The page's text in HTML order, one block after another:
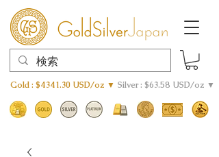
Gold : $4341.30 USD/oz ▼ Silver : $63.58 USD/oz ▼